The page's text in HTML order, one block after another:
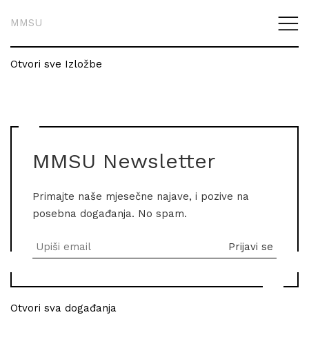
MMSU
Otvori sve Izložbe
MMSU Newsletter
Primajte naše mjesečne najave, i pozive na
posebna događanja. No spam.
Otvori sva događanja